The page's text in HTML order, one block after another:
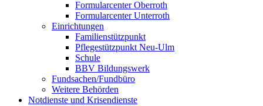
Formularcenter Oberroth
Formularcenter Unterroth
Einrichtungen
Familienstützpunkt
Pflegestützpunkt Neu-Ulm
Schule
BBV Bildungswerk
Fundsachen/Fundbüro
Weitere Behörden
Notdienste und Krisendienste